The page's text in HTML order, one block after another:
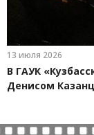
13 июля 2026
В ГАУК
Денисом